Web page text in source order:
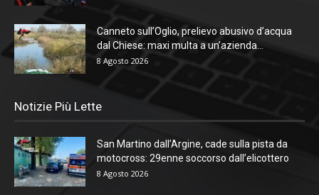
Canneto sull’Oglio, prelievo abusivo d’acqua
dal Chiese: maxi multa a un’azienda...
8 Agosto 2026
Notizie Più Lette
San Martino dall’Argine, cade sulla pista da
motocross: 29enne soccorso dall’elicottero
8 Agosto 2026